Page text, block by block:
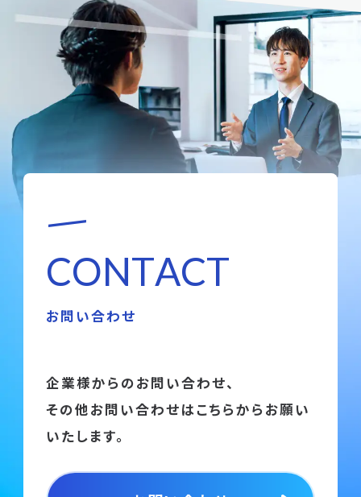
CONTACT
お問い合わせ
企業様からのお問い合わせ、
その他お問い合わせはこちらからお願い
いたします。